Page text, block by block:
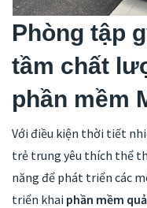
Phòng tập
tầm chất
phần mềm
Với điều kiện thời tiết
trẻ trung yêu thích thể
năng để phát triển các
triển khai phần mềm